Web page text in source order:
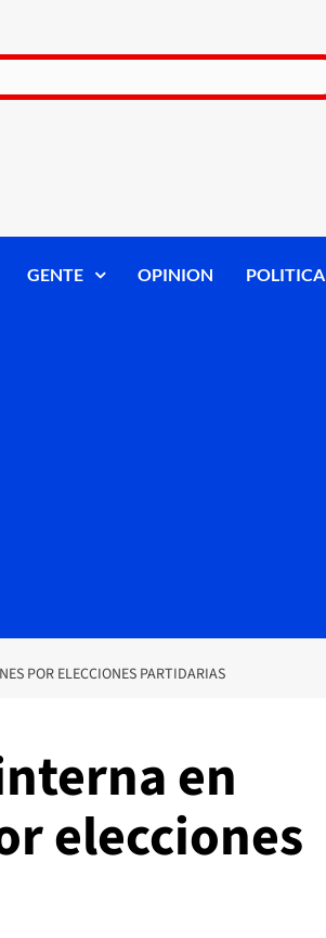
GENTE OPINION POLITICA
POR ELECCIONES PARTIDARIAS
en
elecciones